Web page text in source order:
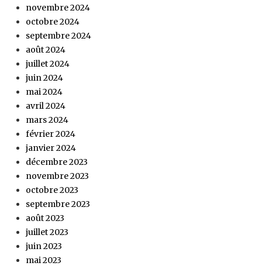
novembre 2024
octobre 2024
septembre 2024
août 2024
juillet 2024
juin 2024
mai 2024
avril 2024
mars 2024
février 2024
janvier 2024
décembre 2023
novembre 2023
octobre 2023
septembre 2023
août 2023
juillet 2023
juin 2023
mai 2023